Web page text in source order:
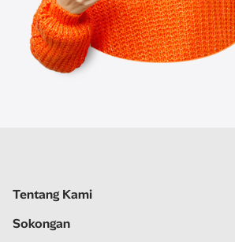
Tentang Kami
Syarikat Kami
Sokongan